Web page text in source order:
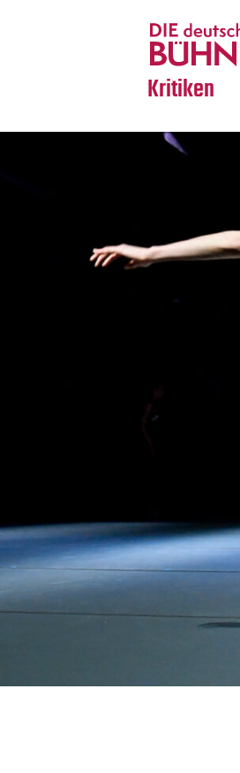
Kritiken
Crossover